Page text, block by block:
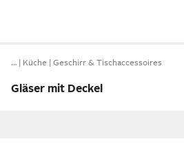
… Küche Geschirr & Tischaccessoires
Gläser mit Deckel